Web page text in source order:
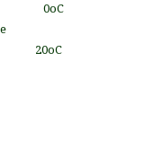
4 0oC
20oC